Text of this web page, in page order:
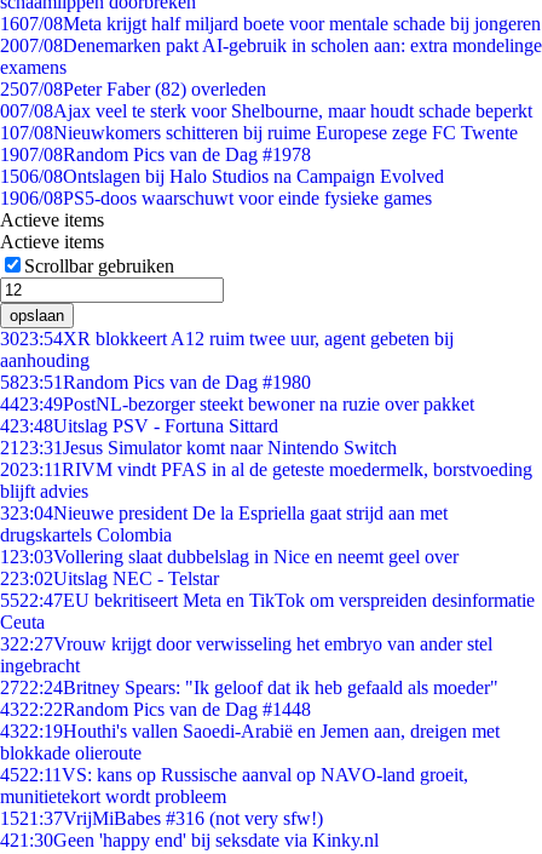
1607/08Meta krijgt half miljard boete voor mentale schade bij jongeren
2007/08Denemarken pakt AI-gebruik in scholen aan: extra mondelinge
examens
2507/08Peter Faber (82) overleden
007/08Ajax veel te sterk voor Shelbourne, maar houdt schade beperkt
107/08Nieuwkomers schitteren bij ruime Europese zege FC Twente
1907/08Random Pics van de Dag #1978
1506/08Ontslagen bij Halo Studios na Campaign Evolved
1906/08PS5-doos waarschuwt voor einde fysieke games
Actieve items
Actieve items
Scrollbar gebruiken
opslaan
3023:54XR blokkeert A12 ruim twee uur, agent gebeten bij
aanhouding
5823:51Random Pics van de Dag #1980
4423:49PostNL-bezorger steekt bewoner na ruzie over pakket
423:48Uitslag PSV - Fortuna Sittard
21 23:31Jesus Simulator komt naar Nintendo Switch
2023:11RIVM vindt PFAS in al de geteste moedermelk, borstvoeding
blijft advies
323:04Nieuwe president De la Espriella gaat strijd aan met
drugskartels Colombia
1 23:03Vollering slaat dubbelslag in Nice en neemt geel over
223:02Uitslag NEC - Telstar
5522:47EU bekritiseert Meta en TikTok om verspreiden desinformatie
Ceuta
322:27Vrouw krijgt door verwisseling het embryo van ander stel
ingebracht
2722:24Britney Spears: "Ik geloof dat ik heb gefaald als moeder"
4322:22Random Pics van de Dag #1448
4322:19Houthi's vallen Saoedi-Arabië en Jemen aan, dreigen met
blokkade olieroute
4522:11VS: kans op Russische aanval op NAVO-land groeit,
munitietekort wordt probleem
1521:37VrijMiBabes #316 (not very sfw!)
421:30Geen 'happy end' bij seksdate via Kinky.nl